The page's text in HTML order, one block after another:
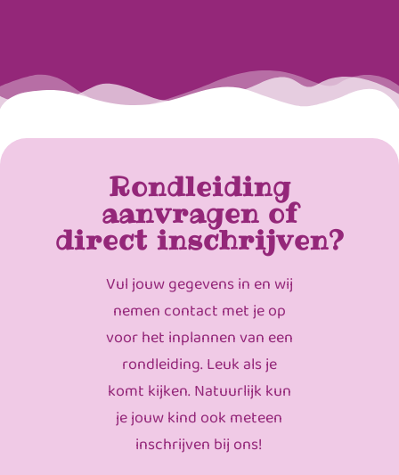
Rondleiding
aanvragen of
direct inschrijven?
Vul jouw gegevens in en wij
nemen contact met je op
voor het inplannen van een
rondleiding. Leuk als je
komt kijken. Natuurlijk kun
je jouw kind ook meteen
inschrijven bij ons!